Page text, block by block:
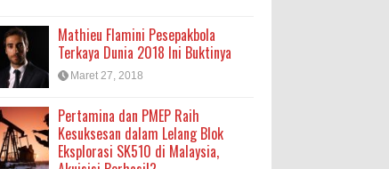
Mathieu Flamini Pesepakbola
Terkaya Dunia 2018 Ini Buktinya
Maret 27, 2018
Pertamina dan PMEP Raih
Kesuksesan dalam Lelang Blok
Eksplorasi SK510 di Malaysia,